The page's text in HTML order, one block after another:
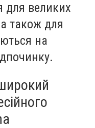
для великих
а також для
на